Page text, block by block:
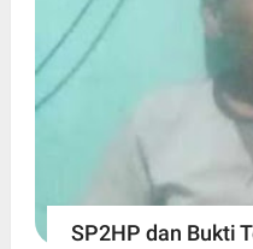
SP2HP dan Bukti